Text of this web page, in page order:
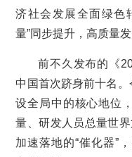
济社会发展全面绿色
量”同步提升，高质量
前不久发布的《
中国首次跻身前十名
设全局中的核心地位
量、研发人员总量世
加速落地的“催化器”